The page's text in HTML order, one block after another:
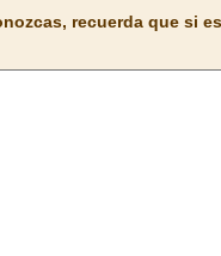
recuerda que si